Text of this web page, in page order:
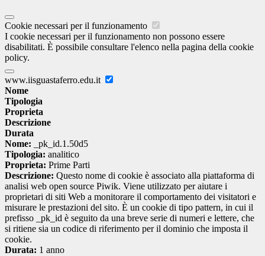
Cookie necessari per il funzionamento
I cookie necessari per il funzionamento non possono essere
disabilitati. È possibile consultare l'elenco nella pagina della cookie
policy.
www.iisguastaferro.edu.it
Nome
Tipologia
Proprieta
Descrizione
Durata
Nome: _pk_id.1.50d5
Tipologia: analitico
Proprieta: Prime Parti
Descrizione: Questo nome di cookie è associato alla piattaforma di
analisi web open source Piwik. Viene utilizzato per aiutare i
proprietari di siti Web a monitorare il comportamento dei visitatori e
misurare le prestazioni del sito. È un cookie di tipo pattern, in cui il
prefisso _pk_id è seguito da una breve serie di numeri e lettere, che
si ritiene sia un codice di riferimento per il dominio che imposta il
cookie.
Durata: 1 anno